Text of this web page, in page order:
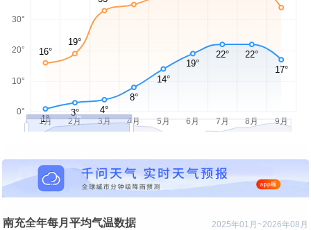
2025年01月~2026年08月
南充全年每月平均气温数据